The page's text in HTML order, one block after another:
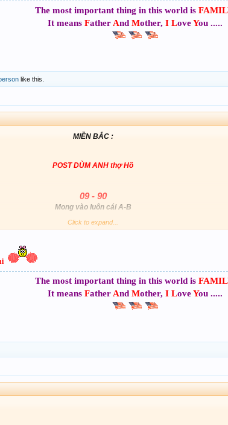
The most important thing in this world is
It means Father And Mother, I LoveYou .....
like this.
MIỀN BẮC :
POST DÙM ANH thợ Hồ
09 - 90
Mong vào luôn cái A-B
Click to expand...
The most important thing in this world is
It means Father And Mother, I LoveYou .....